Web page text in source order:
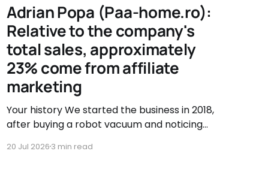
Adrian Popa (Paa-home.ro):
Relative to the company's
total sales, approximately
23% come from affiliate
marketing
Your history We started the business in 2018,
after buying a robot vacuum and noticing
available. That's when we asked ourselves if
20 Jul 20263 min read